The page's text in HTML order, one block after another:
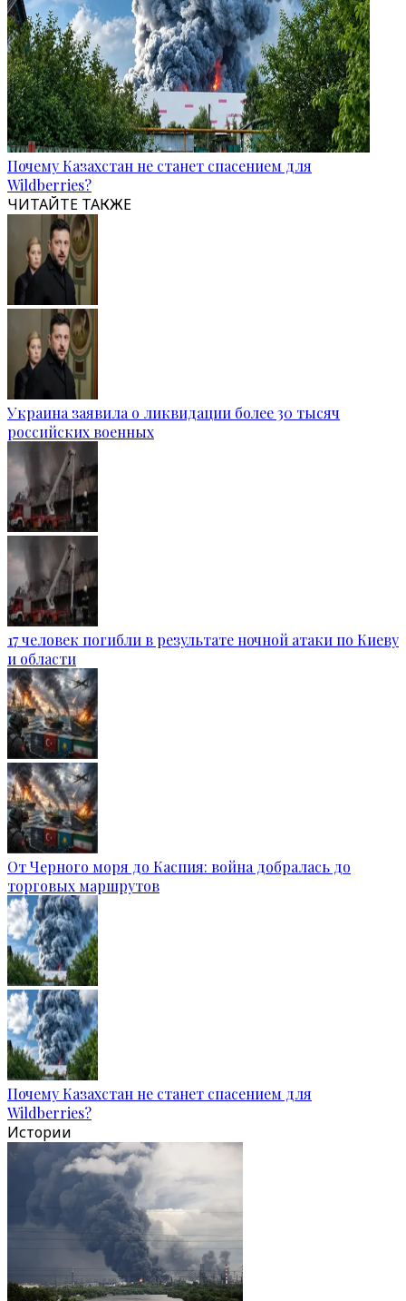
Почему Казахстан не станет спасением для
Wildberries?
ЧИТАЙТЕ ТАКЖЕ
Украина заявила о ликвидации более 30 тысяч
российских военных
17 человек погибли в результате ночной атаки по Киеву
и области
От Черного моря до Каспия: война добралась до
торговых маршрутов
Почему Казахстан не станет спасением для
Wildberries?
Истории